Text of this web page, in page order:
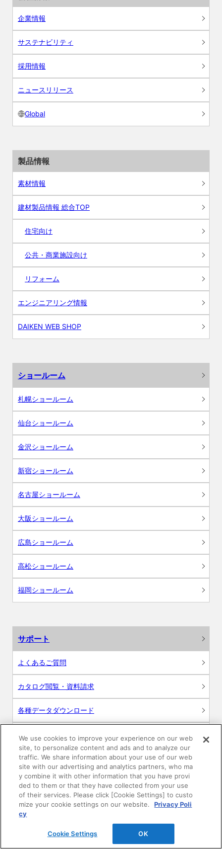
企業情報
サステナビリティ
採用情報
ニュースリリース
Global
製品情報
素材情報
建材製品情報 総合TOP
住宅向け
公共・商業施設向け
リフォーム
エンジニアリング情報
DAIKEN WEB SHOP
ショールーム
札幌ショールーム
仙台ショールーム
金沢ショールーム
新宿ショールーム
名古屋ショールーム
大阪ショールーム
広島ショールーム
高松ショールーム
福岡ショールーム
サポート
よくあるご質問
カタログ閲覧・資料請求
各種データダウンロード
WEB見積・各種シミュレーション
交換用部品の購入
修理・点検
お問い合わせ
We use cookies to improve your experience on our web
site, to personalize content and ads and to analyze our
traffic. We share information about your use of our web
site with our advertising and analytics partners, who ma
y combine it with other information that you have provi
ded to them or that they have collected from your use
of their services. Please click [Cookie Settings] to custo
mize your cookie settings on our website.
Privacy Poli
cy
Cookie Settings OK